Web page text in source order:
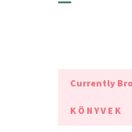
Currently
KÖNYVEK